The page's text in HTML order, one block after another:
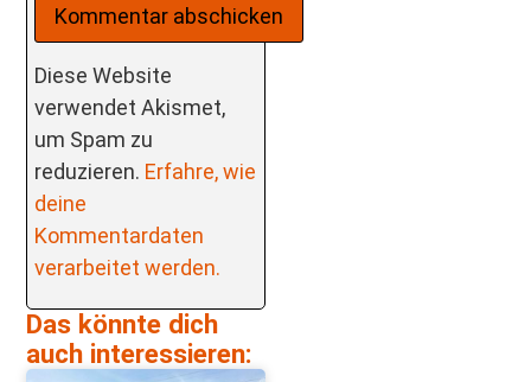
Diese Website
verwendet Akismet,
um Spam zu
reduzieren. Erfahre, wie
deine
Kommentardaten
verarbeitet werden.
Das könnte dich
auch interessieren: